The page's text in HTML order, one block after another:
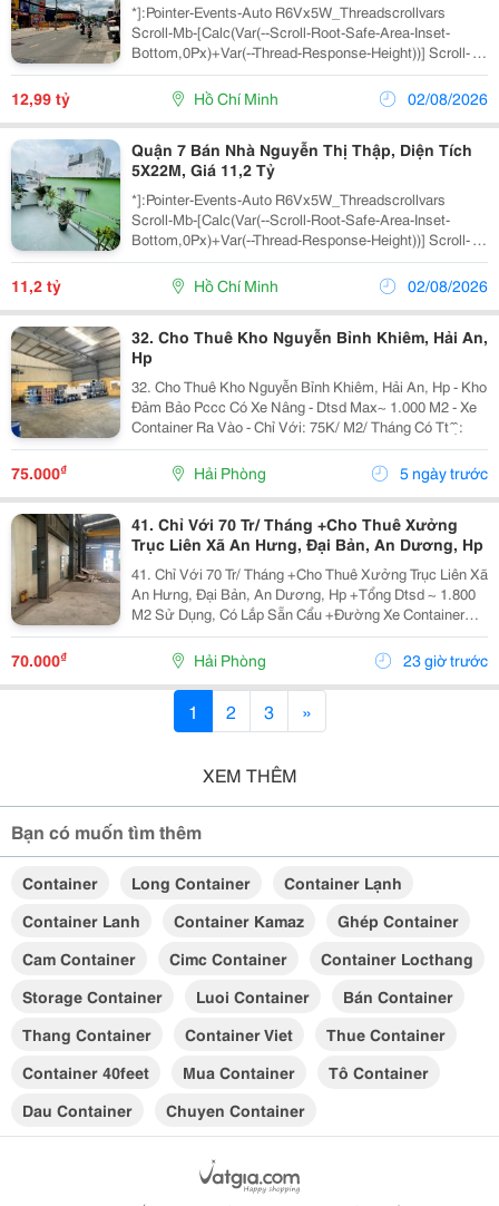
*]:Pointer-Events-Auto R6Vx5W_Threadscrollvars
Scroll-Mb-[Calc(Var(--Scroll-Root-Safe-Area-Inset-
Bottom,0Px)+Var(--Thread-Response-Height))] Scroll-
Mt-[Calc(Var(--Header-
Height)+Min(200Px,Max(70Px,20Svh)))] Data-Turn-Id-
Container=Be8A8144-7Dc8-4B5E-A...
12,99 tỷ Hồ Chí Minh 02/08/2026
Quận 7 Bán Nhà Nguyễn Thị Thập, Diện Tích
5X22M, Giá 11,2 Tỷ
*]:Pointer-Events-Auto R6Vx5W_Threadscrollvars
Scroll-Mb-[Calc(Var(--Scroll-Root-Safe-Area-Inset-
Bottom,0Px)+Var(--Thread-Response-Height))] Scroll-
Mt-[Calc(Var(--Header-
Height)+Min(200Px,Max(70Px,20Svh)))] Data-Turn-Id-
Container=Request-Web:2021B4B2...
11,2 tỷ Hồ Chí Minh 02/08/2026
32. Cho Thuê Kho Nguyễn Bỉnh Khiêm, Hải An,
Hp
32. Cho Thuê Kho Nguyễn Bỉnh Khiêm, Hải An, Hp - Kho
Đảm Bảo Pccc Có Xe Nâng - Dtsd Max~ 1.000 M2 - Xe
Container Ra Vào - Chỉ Với: 75K/ M2/ Tháng Có Tt ̂ ̣̂ :
75.000₫ Hải Phòng 5 ngày trước
41. Chỉ Với 70 Tr/ Tháng +Cho Thuê Xưởng
Trục Liên Xã An Hưng, Đại Bản, An Dương, Hp
41. Chỉ Với 70 Tr/ Tháng +Cho Thuê Xưởng Trục Liên Xã
An Hưng, Đại Bản, An Dương, Hp +Tổng Dtsd ~ 1.800
M2 Sử Dụng, Có Lắp Sẵn Cẩu +Đường Xe Container
Qua Lại +Hệ Thống Điện Đầy Đủ +Lh:
70.000₫ Hải Phòng 23 giờ trước
1 2 3 »
XEM THÊM
Bạn có muốn tìm thêm
Container Long Container
Container Lạnh
Container Lanh
Container Kamaz
Ghép Container
Cam Container
Cimc Container
Container Locthang
Storage Container
Luoi Container
Bán Container
Thang Container
Container Viet
Thue Container
Container 40feet
Mua Container
Tô Container
Dau Container
Chuyen Container